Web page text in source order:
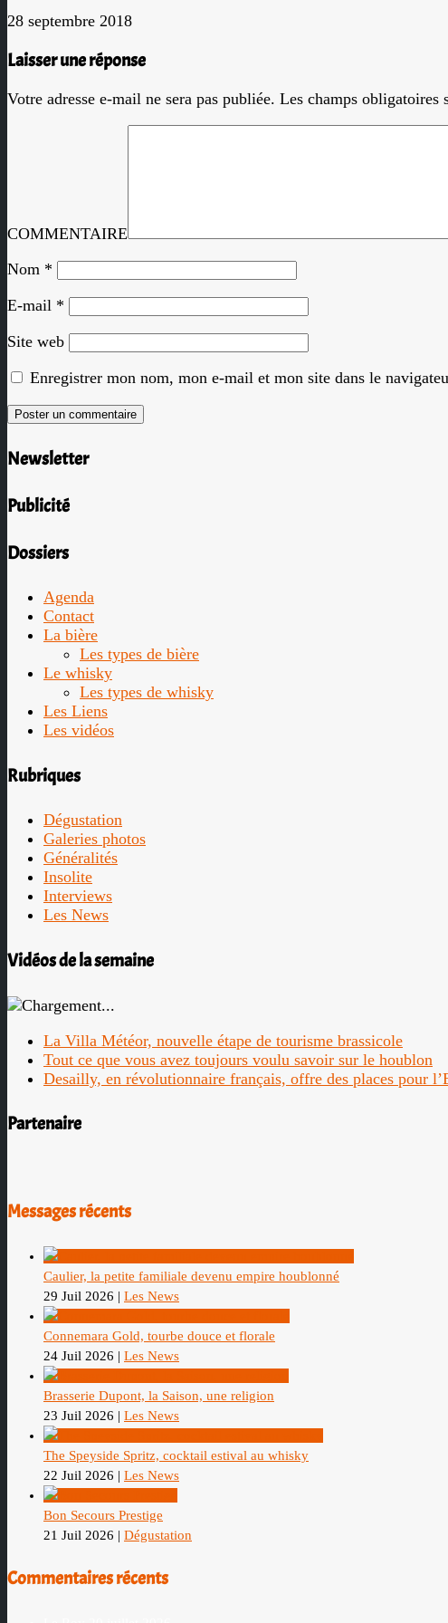
28 septembre 2018
Laisser une réponse
Votre adresse e-mail ne sera pas publiée. Les champs obligatoires
COMMENTAIRE
Nom *
E-mail *
Site web
Enregistrer mon nom, mon e-mail et mon site dans le
Newsletter
Publicité
Dossiers
Agenda
Contact
La bière
Les types de bière
Le whisky
Les types de whisky
Les Liens
Les vidéos
Rubriques
Dégustation
Galeries photos
Généralités
Insolite
Interviews
Les News
Vidéos de la semaine
La Villa Météor, nouvelle étape de tourisme brassicole
Tout ce que vous avez toujours voulu savoir sur le houblon
Desailly, en révolutionnaire français, offre des places pour
Partenaire
Messages récents
Caulier, la petite familiale devenu empire houblonné
29 Juil 2026 | Les News
Connemara Gold, tourbe douce et florale
24 Juil 2026 | Les News
Brasserie Dupont, la Saison, une religion
23 Juil 2026 | Les News
The Speyside Spritz, cocktail estival au whisky
22 Juil 2026 | Les News
Bon Secours Prestige
21 Juil 2026 | Dégustation
Commentaires récents